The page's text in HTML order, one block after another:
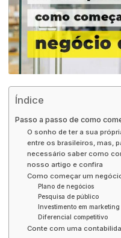
Índice
Passo a passo de como
O sonho de ter a sua
entre os brasileiros, mas,
necessário saber como
nosso artigo e confira
Como começar um
Plano de negócios
Pesquisa de público
Investimento em marketing
Diferencial competitivo
Conte com uma